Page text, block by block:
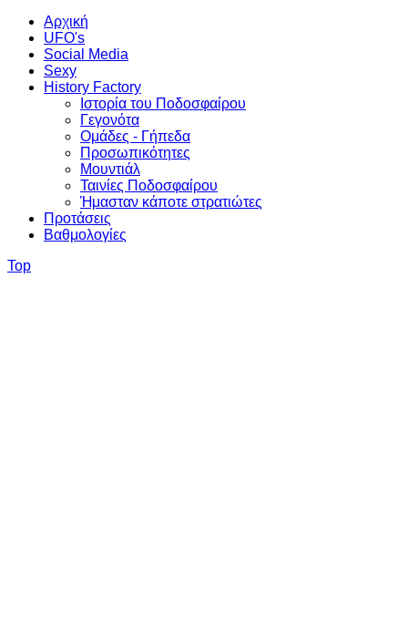
Αρχική
UFO's
Social Media
Sexy
History Factory
Ιστορία του Ποδοσφαίρου
Γεγονότα
Ομάδες - Γήπεδα
Προσωπικότητες
Μουντιάλ
Ταινίες Ποδοσφαίρου
Ήμασταν κάποτε στρατιώτες
Προτάσεις
Βαθμολογίες
Top